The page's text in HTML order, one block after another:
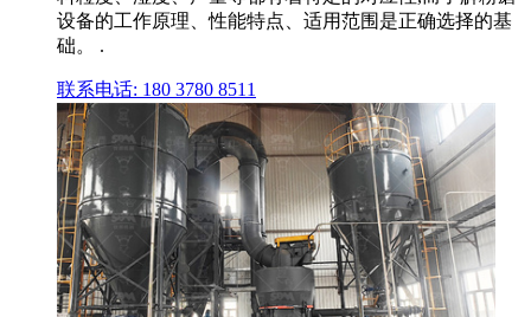
设备的工作原理、性能特点、适用范围是正确选择的基
础。 .
联系电话: 180 3780 8511